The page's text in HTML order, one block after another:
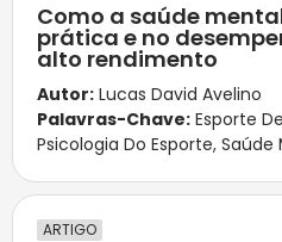
Como a saúde
prática e no
alto rendimento
Autor: Lucas David Avelino
Palavras-Chave: Esporte
Psicologia Do Esporte, Saúde
ARTIGO